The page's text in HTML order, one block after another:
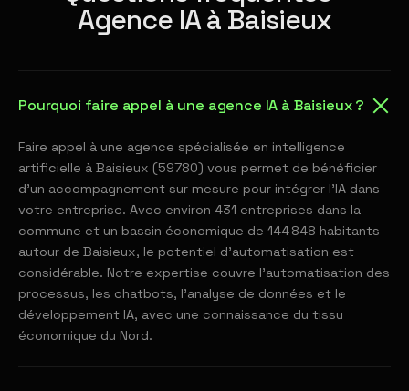
Agence IA à Baisieux
Pourquoi faire appel à une agence IA à Baisieux ?
Faire appel à une agence spécialisée en intelligence
artificielle à Baisieux (59780) vous permet de bénéficier
d'un accompagnement sur mesure pour intégrer l'IA dans
votre entreprise. Avec environ 431 entreprises dans la
commune et un bassin économique de 144 848 habitants
autour de Baisieux, le potentiel d'automatisation est
considérable. Notre expertise couvre l'automatisation des
processus, les chatbots, l'analyse de données et le
développement IA, avec une connaissance du tissu
économique du Nord.